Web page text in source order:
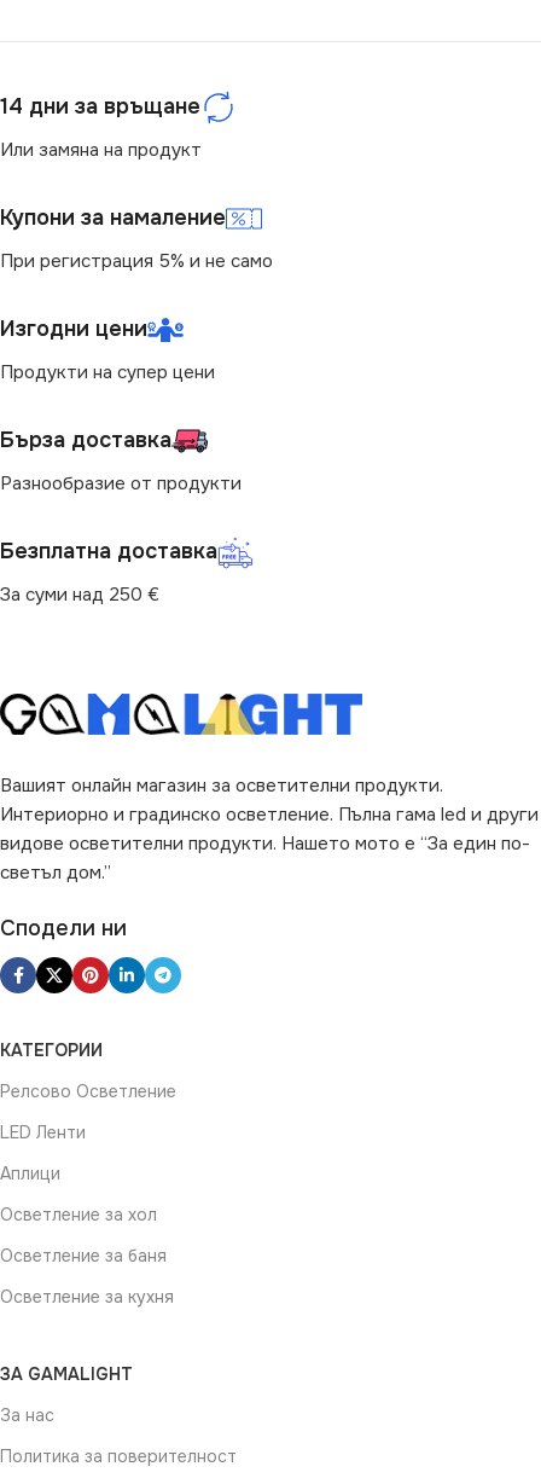
ЦВЯТ
КОНТАКТ Двоен
14 дни за връщане
Или замяна на продукт
Купони за намаление
При регистрация 5% и не само
Изгодни цени
Продукти на супер цени
Бърза доставка
Разнообразие от продукти
Безплатна доставка
За суми над 250 €
Вашият онлайн магазин за осветителни продукти.
Интериорно и градинско осветление. Пълна гама led и други
видове осветителни продукти. Нашето мото е “За един по-
светъл дом.”
Сподели ни
КАТЕГОРИИ
Релсово Осветление
LED Ленти
Аплици
Осветление за хол
Осветление за баня
Осветление за кухня
ЗА GAMALIGHT
За нас
Политика за поверителност